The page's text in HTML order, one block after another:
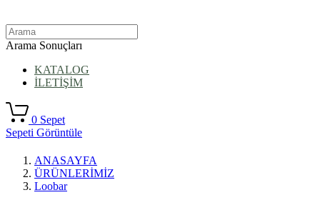
Arama Sonuçları
KATALOG
İLETİŞİM
0 Sepet
Sepeti Görüntüle
ANASAYFA
ÜRÜNLERİMİZ
Loobar